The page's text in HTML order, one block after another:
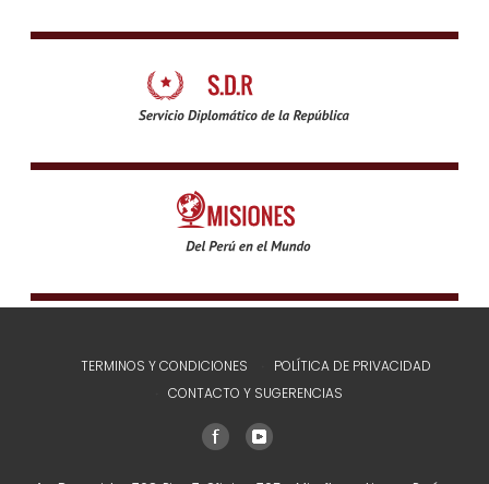
TERMINOS Y CONDICIONES
POLÍTICA DE PRIVACIDAD
CONTACTO Y SUGERENCIAS